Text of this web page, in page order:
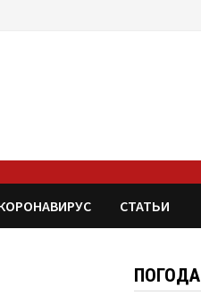
СТАТЬИ
ПОГОДА